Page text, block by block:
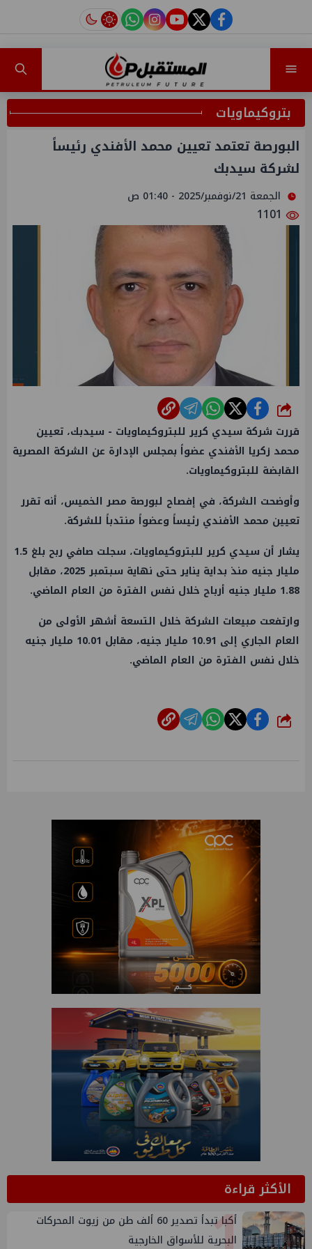
facebook
twitter
youtube
instagram
tiktok
بتروكيماويات
البورصة تعتمد تعيين محمد الأفندي رئيساً
لشركة سيدبك
الجمعة 21/نوفمبر/2025 - 01:40 ص
شارك
قررت شركة سيدي كرير للبتروكيماويات - سيدبك، تعيين
محمد زكريا الأفندي عضواً بمجلس الإدارة عن الشركة المصرية
القابضة للبتروكيماويات.
وأوضحت الشركة، في إفصاح لبورصة مصر الخميس، أنه تقرر
تعيين محمد الأفندي رئيساً وعضواً منتدباً للشركة.
يشار أن سيدي كرير للبتروكيماويات، سجلت صافي ربح بلغ 1.5
مليار جنيه منذ بداية يناير حتى نهاية سبتمبر 2025، مقابل
1.88 مليار جنيه أرباح خلال نفس الفترة من العام الماضي.
وارتفعت مبيعات الشركة خلال التسعة أشهر الأولى من
العام الجاري إلى 10.91 مليار جنيه، مقابل 10.01 مليار جنيه
خلال نفس الفترة من العام الماضي.
شارك
الأكثر قراءة
أكبا تبدأ تصدير 60 ألف طن من زيوت المحركات
البحرية للأسواق الخارجية